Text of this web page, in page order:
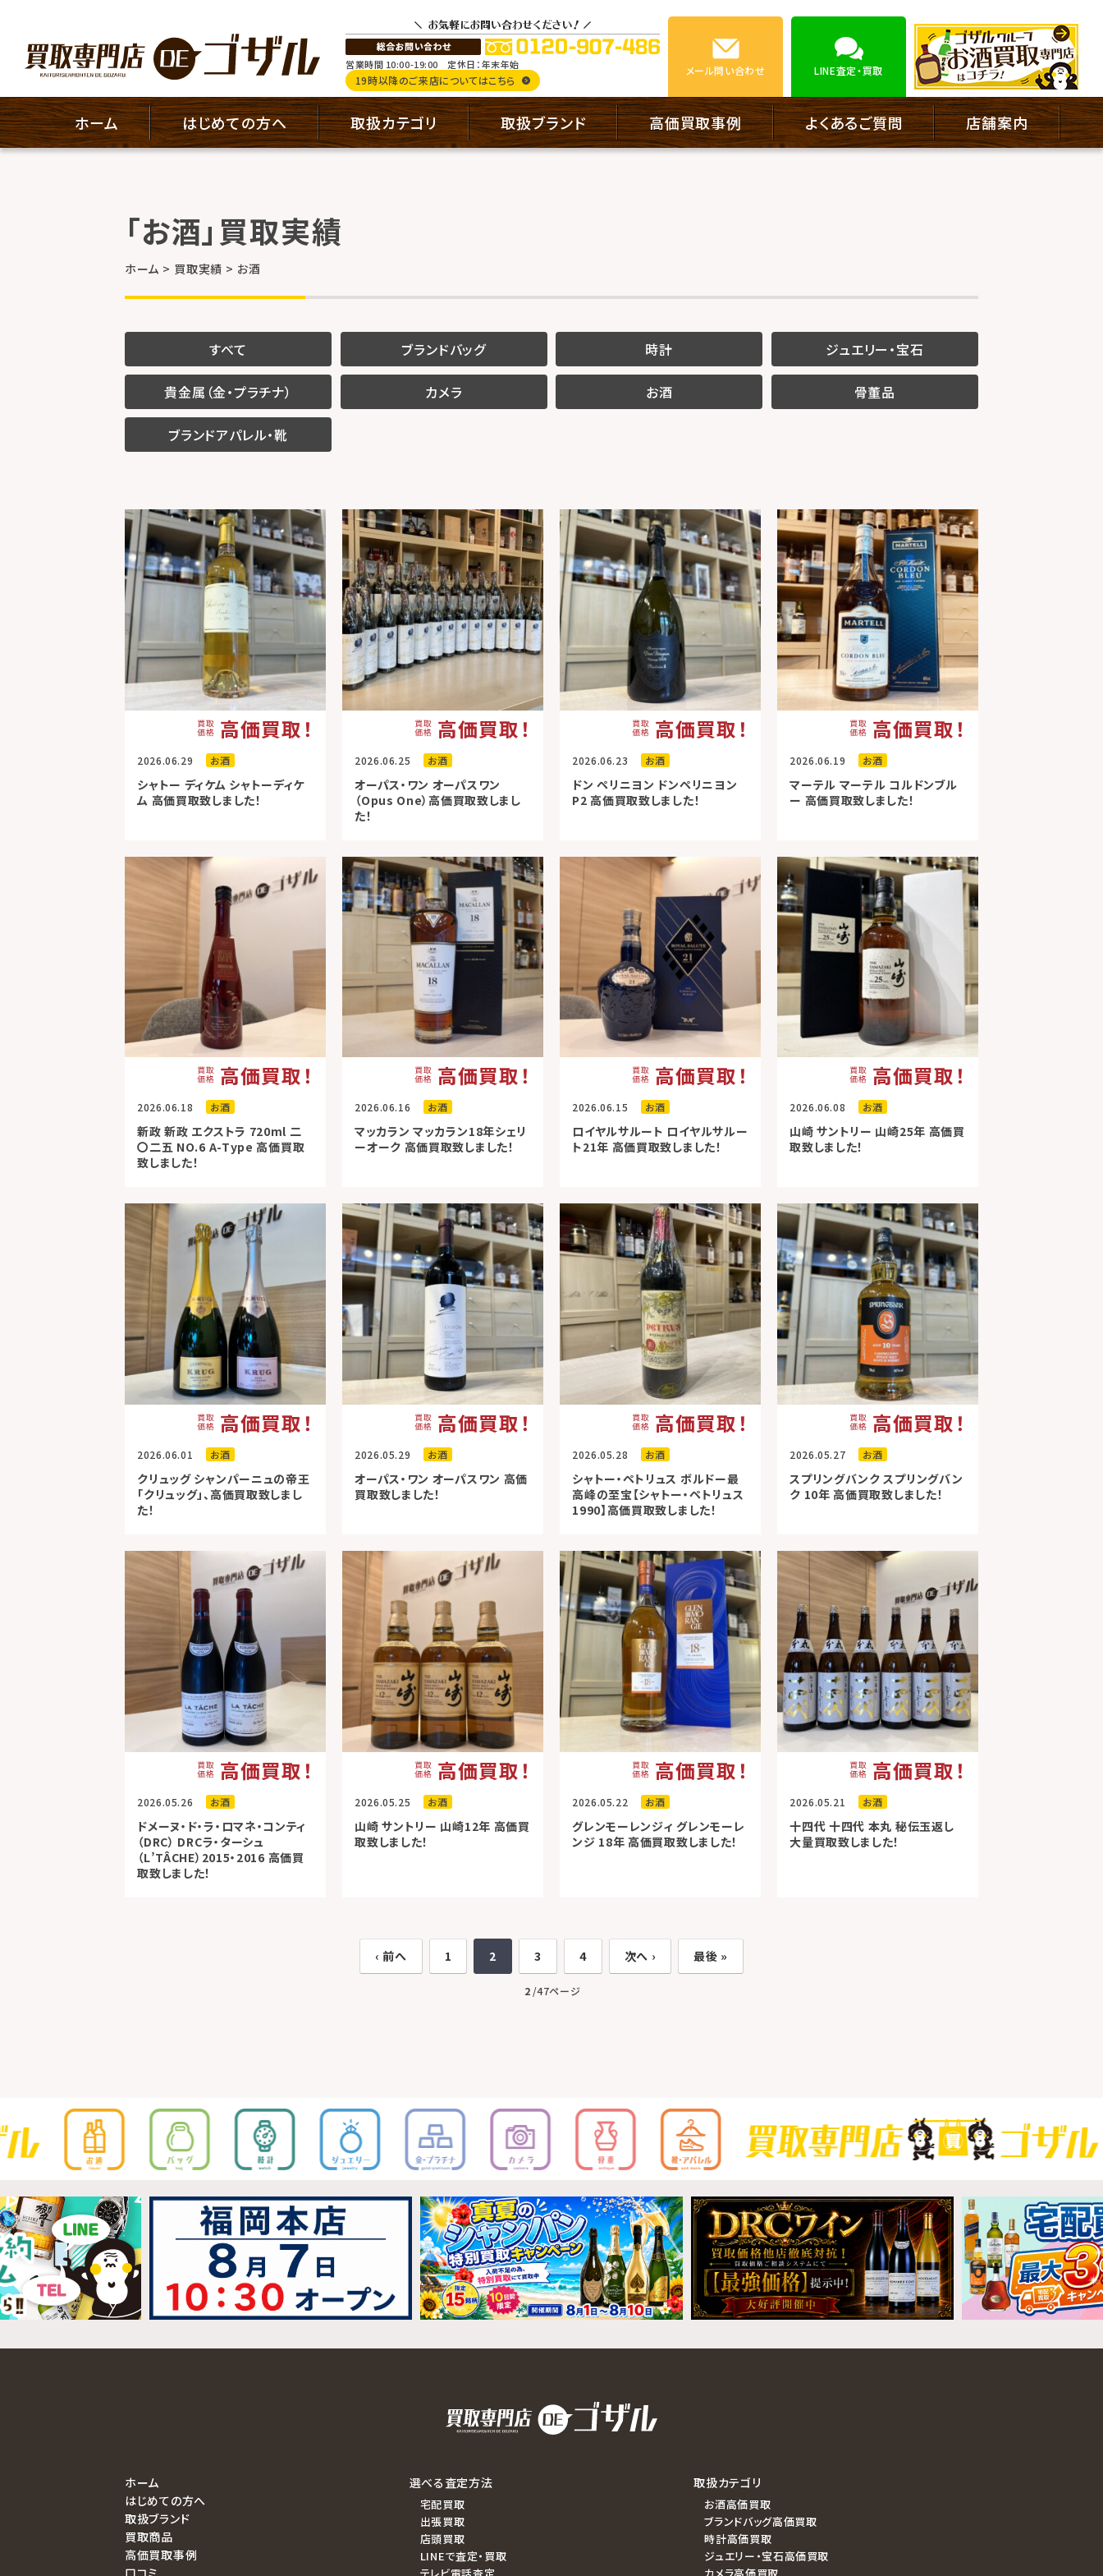
営業時間 10:00-19:00 定休日：年末年始
19時以降のご来店についてはこちら
メール問い合わせ LINE査定・買取
ホーム はじめての方へ 取扱カテゴリ 取扱ブランド 高価買取事例 よくあるご質問 店舗案内
「お酒」買取実績
ホーム 買取実績 お酒
すべて ブランドバッグ 時計 ジュエリー・宝石
貴金属（金・プラチナ） カメラ お酒 骨董品
ブランドアパレル・靴
高価買取！
2026.06.29 お酒
シャトー ディケム シャトーディケ
ム 高価買取致しました！
高価買取！
2026.06.25 お酒
オーパス・ワン オーパスワン
（Opus One）高価買取致しまし
た！
高価買取！
2026.06.23 お酒
ドン ペリニヨン ドンペリニヨン
P2 高価買取致しました！
高価買取！
2026.06.19 お酒
マーテル マーテル コルドンブル
ー 高価買取致しました！
高価買取！
2026.06.18 お酒
新政 新政 エクストラ 720ml 二
〇二五 NO.6 A-Type 高価買取
致しました！
高価買取！
2026.06.16 お酒
マッカラン マッカラン18年シェリ
ーオーク 高価買取致しました！
高価買取！
2026.06.15 お酒
ロイヤルサルート ロイヤルサルー
ト21年 高価買取致しました！
高価買取！
2026.06.08 お酒
山崎 サントリー 山崎25年 高価買
取致しました！
高価買取！
2026.06.01 お酒
クリュッグ シャンパーニュの帝王
「クリュッグ」、高価買取致しまし
た！
高価買取！
2026.05.29 お酒
オーパス・ワン オーパスワン 高価
買取致しました！
高価買取！
2026.05.28 お酒
シャトー・ペトリュス ボルドー最
高峰の至宝【シャトー・ペトリュス
1990】高価買取致しました！
高価買取！
2026.05.27 お酒
スプリングバンク スプリングバン
ク 10年 高価買取致しました！
高価買取！
2026.05.26 お酒
ドメーヌ・ド・ラ・ロマネ・コンティ
（DRC） DRCラ・ターシュ
（L’TÂCHE）2015・2016 高価買
取致しました！
高価買取！
2026.05.25 お酒
山崎 サントリー 山崎12年 高価買
取致しました！
高価買取！
2026.05.22 お酒
グレンモーレンジィ グレンモーレ
ンジ 18年 高価買取致しました！
高価買取！
2026.05.21 お酒
十四代 十四代 本丸 秘伝玉返し
大量買取致しました！
‹ 前へ 1 2 3 4 次へ › 最後 »
2 /47ページ
ホーム
はじめての方へ
取扱ブランド
買取商品
高価買取事例
選べる査定方法
宅配買取
出張買取
店頭買取
LINEで査定・買取
取扱カテゴリ
お酒高価買取
ブランドバッグ高価買取
時計高価買取
ジュエリー・宝石高価買取